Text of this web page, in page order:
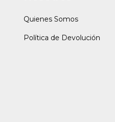
Quienes Somos
Política de Devolución